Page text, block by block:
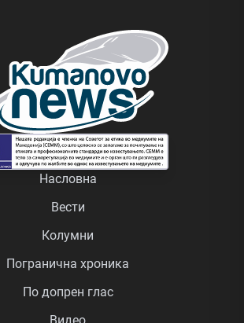
Насловна
Вести
Колумни
Погранична хроника
По допрен глас
Видео